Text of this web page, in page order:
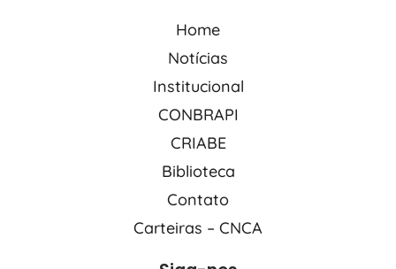
Home
Notícias
Institucional
CONBRAPI
CRIABE
Biblioteca
Contato
Carteiras – CNCA